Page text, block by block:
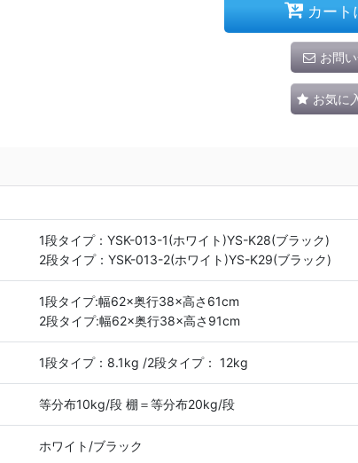
カート
お問
お気に
1段タイプ：YSK-013-1(ホワイト)YS-K28(ブラック)
2段タイプ：YSK-013-2(ホワイト)YS-K29(ブラック)
1段タイプ:幅62×奥行38×高さ61cm
2段タイプ:幅62×奥行38×高さ91cm
1段タイプ：8.1kg /2段タイプ： 12kg
等分布10kg/段 棚＝等分布20kg/段
ホワイト/ブラック